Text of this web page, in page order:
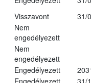
Visszavont
31/
Nem
engedélyezett
Nem
engedélyezett
Engedélyezett